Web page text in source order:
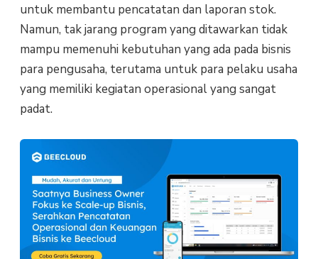
untuk membantu pencatatan dan laporan stok.
Namun, tak jarang program yang ditawarkan tidak
mampu memenuhi kebutuhan yang ada pada bisnis
para pengusaha, terutama untuk para pelaku usaha
yang memiliki kegiatan operasional yang sangat
padat.